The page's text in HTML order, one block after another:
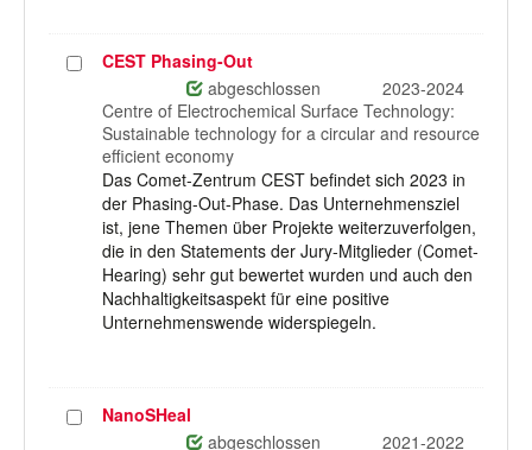
ProjektCEST Phasing-Out
abgeschlossen
2023-2024
Centre of Electrochemical Surface Technology:
Sustainable technology for a circular and resource
efficient economy
Das Comet-Zentrum CEST befindet sich 2023 in
der Phasing-Out-Phase. Das Unternehmensziel
ist, jene Themen über Projekte weiterzuverfolgen,
die in den Statements der Jury-Mitglieder (Comet-
Hearing) sehr gut bewertet wurden und auch den
Nachhaltigkeitsaspekt für eine positive
Unternehmenswende widerspiegeln.
ProjektNanoSHeal
abgeschlossen
2021-2022